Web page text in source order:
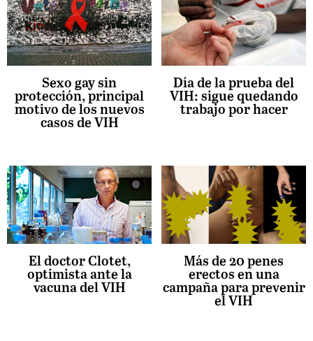
Sexo gay sin
protección, principal
motivo de los nuevos
casos de VIH
Día de la prueba del
VIH: sigue quedando
trabajo por hacer
El doctor Clotet,
optimista ante la
vacuna del VIH
Más de 20 penes
erectos en una
campaña para prevenir
el VIH